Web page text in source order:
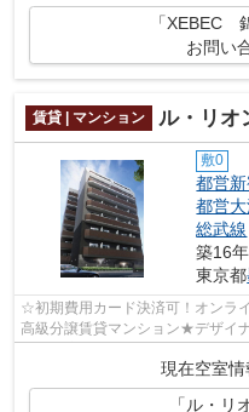
「XEBEC
お問い
賃貸 | マンション ル・リオ
敷0
都営
都営
総武線
築16年
東京都
☆初期費用カード決済可！オン
高級分譲賃貸マンション★デザイ
現在空室情
「ル・